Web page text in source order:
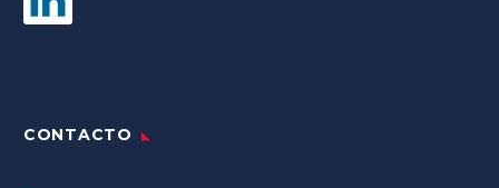
CONTACTO